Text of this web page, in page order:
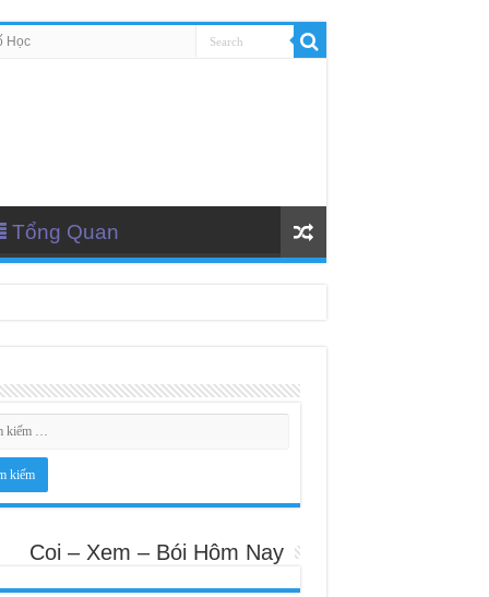
Học
Tổng Quan
Coi – Xem – Bói Hôm Nay